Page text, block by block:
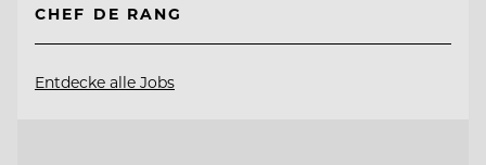
CHEF DE RANG
Entdecke alle Jobs